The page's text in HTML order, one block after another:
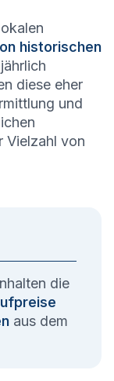
historischen
diese eher
und
Vielzahl von
die
aus dem